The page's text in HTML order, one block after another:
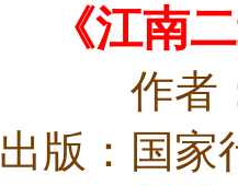
《江南
作者
出版：国家